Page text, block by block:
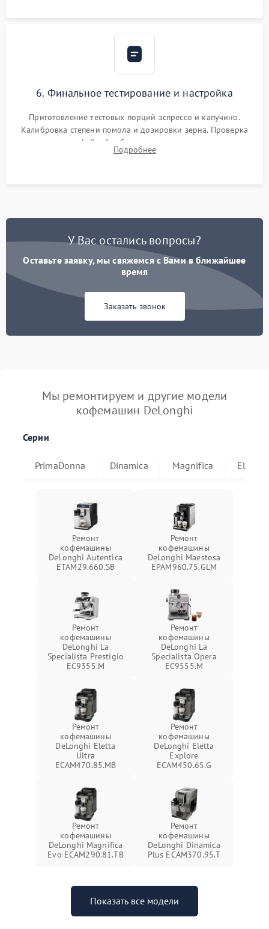
6. Финальное тестирование и настройка
Приготовление тестовых порций эспрессо и капучино.
Калибровка степени помола и дозировки зерна. Проверка
плотности кофейной таблетки, температуры напитка и
качества молочной пены. Контроль отсутствия посторонних
Подробнее
У Вас остались вопросы?
Оставьте заявку, мы свяжемся с Вами в ближайшее
время
Заказать звонок
Мы ремонтируем и другие модели
кофемашин DeLonghi
Серии
PrimaDonna Dinamica Magnifica Eletta
Ремонт
кофемашины
DeLonghi Autentica
ETAM29.660.SB
Ремонт
кофемашины
DeLonghi Maestosa
EPAM960.75.GLM
Ремонт
кофемашины
DeLonghi La
Specialista Prestigio
EC9355.M
Ремонт
кофемашины
DeLonghi La
Specialista Opera
EC9555.M
Ремонт
кофемашины
DeLonghi Eletta
Ultra
ECAM470.85.MB
Ремонт
кофемашины
DeLonghi Eletta
Explore
ECAM450.65.G
Ремонт
кофемашины
DeLonghi Magnifica
Evo ECAM290.81.TB
Ремонт
кофемашины
DeLonghi Dinamica
Plus ECAM370.95.T
Показать все модели